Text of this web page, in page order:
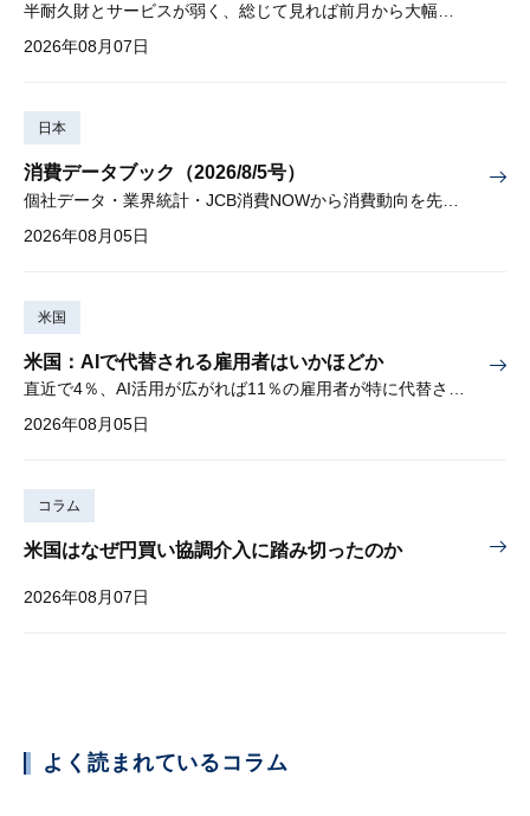
半耐久財とサービスが弱く、総じて見れば前月から大幅に減少
2026年08月07日
日本
消費データブック（2026/8/5号）
2026年08月05日
米国
米国：AIで代替される雇用者はいかほどか
直近で4％、AI活用が広がれば11％の雇用者が特に代替されやすい
2026年08月05日
コラム
米国はなぜ円買い協調介入に踏み切ったのか
2026年08月07日
よく読まれているコラム